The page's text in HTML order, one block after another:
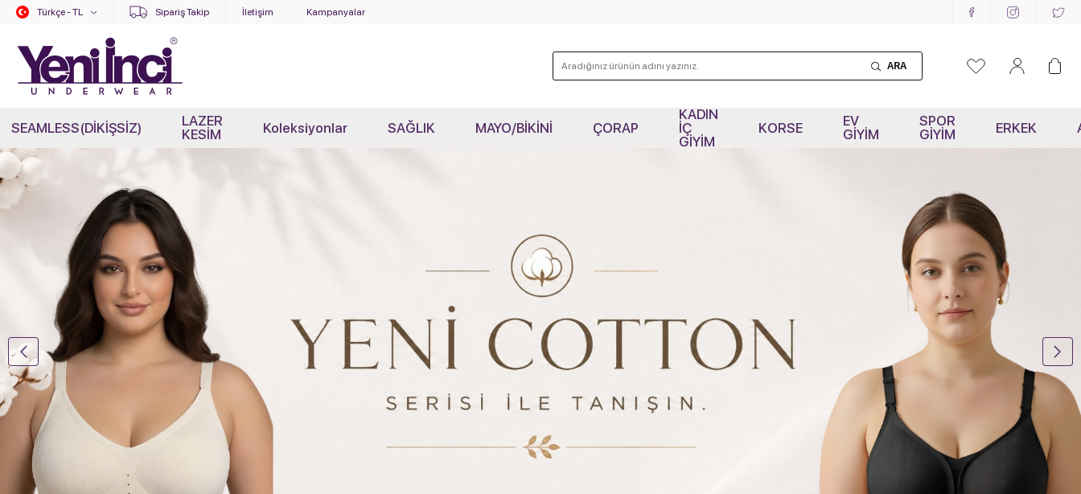
Türkçe - TL Sipariş Takip İletişim Kampanyalar
ARA
SEAMLESS(DİKİŞSİZ)
LAZER
KESİM
Koleksiyonlar SAĞLIK MAYO/BİKİNİ ÇORAP
KADIN
İÇ
GİYİM
KORSE
EV
GİYİM
SPOR
GİYİM
ERKEK